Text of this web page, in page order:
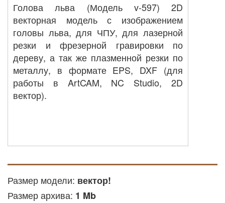
Голова льва (Модель v-597) 2D
векторная модель с изображением
головы льва, для ЧПУ, для лазерной
резки и фрезерной гравировки по
дереву, а так же плазменной резки по
металлу, в формате EPS, DXF (для
работы в ArtCAM, NC Studio, 2D
вектор).
Размер модели: вектор!
Размер архива: 1 Mb